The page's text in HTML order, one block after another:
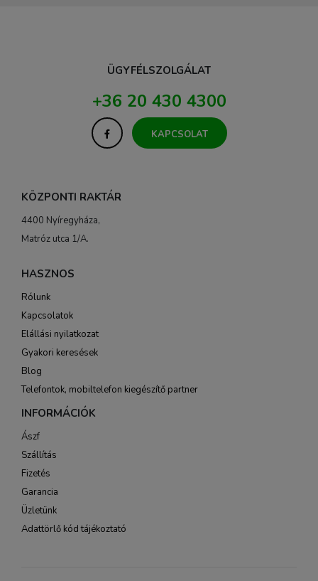
ÜGYFÉLSZOLGÁLAT
+36 20 430 4300
KAPCSOLAT
KÖZPONTI RAKTÁR
4400 Nyíregyháza,
Matróz utca 1/A.
HASZNOS
Rólunk
Kapcsolatok
Elállási nyilatkozat
Gyakori keresések
Blog
Telefontok, mobiltelefon kiegészítő partner
INFORMÁCIÓK
Ászf
Szállítás
Fizetés
Garancia
Üzletünk
Adattörlő kód tájékoztató